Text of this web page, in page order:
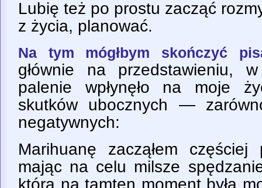
Lubię też po prostu zacząć
z życia, planować.
Na tym mógłbym skończyć
głównie na przedstawieniu,
palenie wpłynęło na moje
skutków ubocznych —
negatywnych:
Marihuanę zacząłem
mając na celu milsze
która na tamten moment była